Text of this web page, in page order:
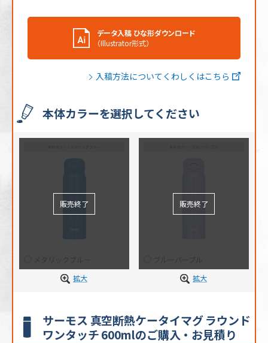
データ入稿 ひな形ダウンロード
（Illustrator形式）
入稿方法についてくわしくはこちら
本体カラーを選択してください
拡大
拡大
サーモス 真空断熱ケータイマグ ラウンド
ワンタッチ 600mlのご購入・お見積り